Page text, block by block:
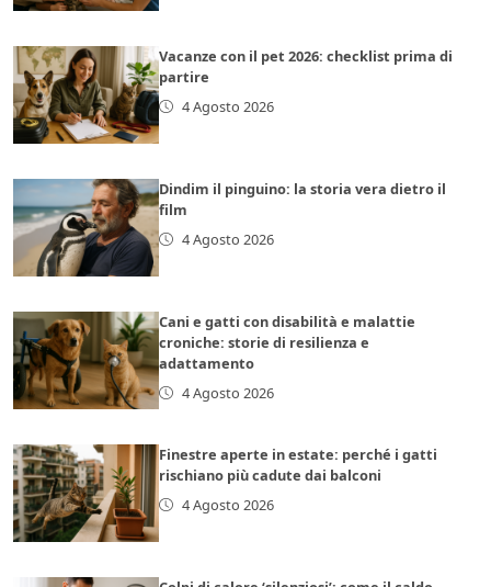
Vacanze con il pet 2026: checklist prima di
partire
4 Agosto 2026
Dindim il pinguino: la storia vera dietro il
film
4 Agosto 2026
Cani e gatti con disabilità e malattie
croniche: storie di resilienza e
adattamento
4 Agosto 2026
Finestre aperte in estate: perché i gatti
rischiano più cadute dai balconi
4 Agosto 2026